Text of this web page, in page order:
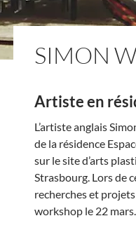
SIMON
Artiste en
L’artiste anglais
de la résidence
sur le site d’arts
Strasbourg. Lors de
recherches et
workshop le 22 mars.